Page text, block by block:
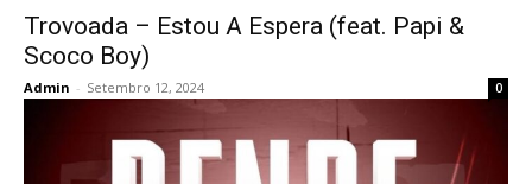
Trovoada – Estou A Espera (feat. Papi &
Scoco Boy)
Admin - Setembro 12, 2024 0